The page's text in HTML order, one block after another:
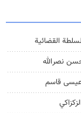
القضائیة
نصرالله
قاسم